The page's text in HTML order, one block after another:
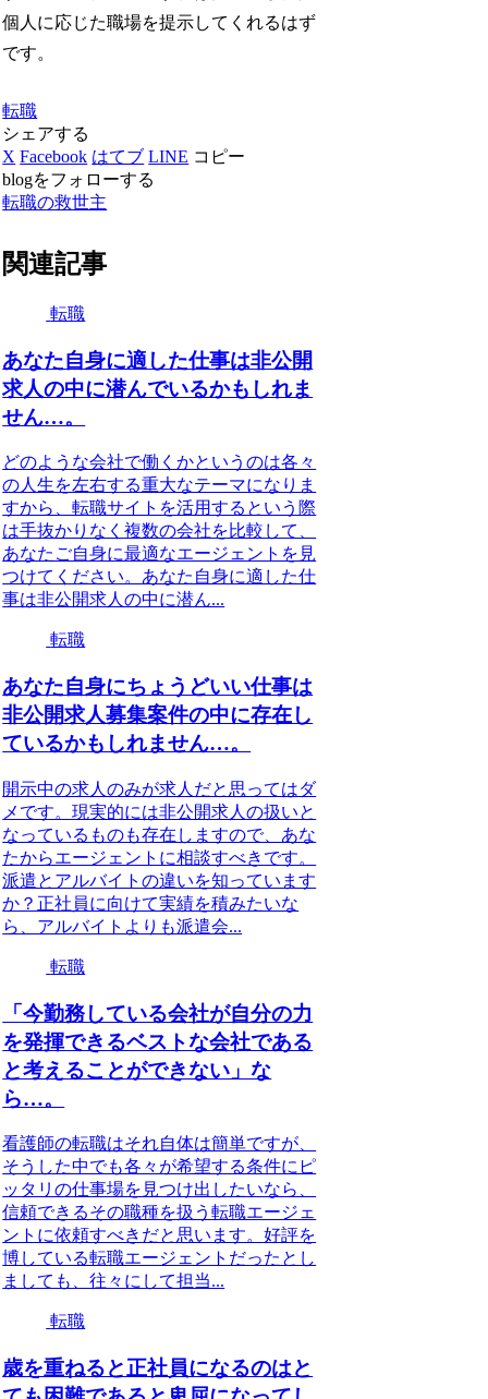
個人に応じた職場を提示してくれるはず
です。
転職
シェアする
X Facebook はてブ LINE コピー
blogをフォローする
転職の救世主
関連記事
転職
あなた自身に適した仕事は非公開
求人の中に潜んでいるかもしれま
せん…。
どのような会社で働くかというのは各々
の人生を左右する重大なテーマになりま
すから、転職サイトを活用するという際
は手抜かりなく複数の会社を比較して、
あなたご自身に最適なエージェントを見
つけてください。あなた自身に適した仕
事は非公開求人の中に潜ん...
転職
あなた自身にちょうどいい仕事は
非公開求人募集案件の中に存在し
ているかもしれません…。
開示中の求人のみが求人だと思ってはダ
メです。現実的には非公開求人の扱いと
なっているものも存在しますので、あな
たからエージェントに相談すべきです。
派遣とアルバイトの違いを知っています
か？正社員に向けて実績を積みたいな
ら、アルバイトよりも派遣会...
転職
「今勤務している会社が自分の力
を発揮できるベストな会社である
と考えることができない」な
ら…。
看護師の転職はそれ自体は簡単ですが、
そうした中でも各々が希望する条件にピ
ッタリの仕事場を見つけ出したいなら、
信頼できるその職種を扱う転職エージェ
ントに依頼すべきだと思います。好評を
博している転職エージェントだったとし
ましても、往々にして担当...
転職
歳を重ねると正社員になるのはと